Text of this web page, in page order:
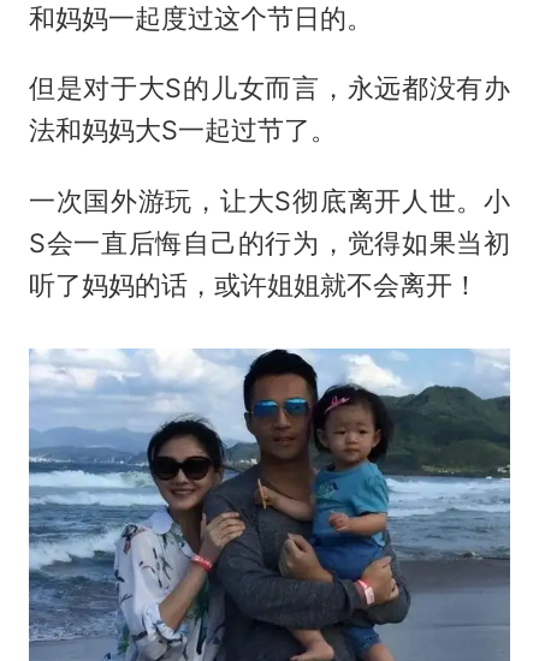
和妈妈一起度过这个节日的。
但是对于大S的儿女而言，永远都没有办
法和妈妈大S一起过节了。
一次国外游玩，让大S彻底离开人世。小
S会一直后悔自己的行为，觉得如果当初
听了妈妈的话，或许姐姐就不会离开！